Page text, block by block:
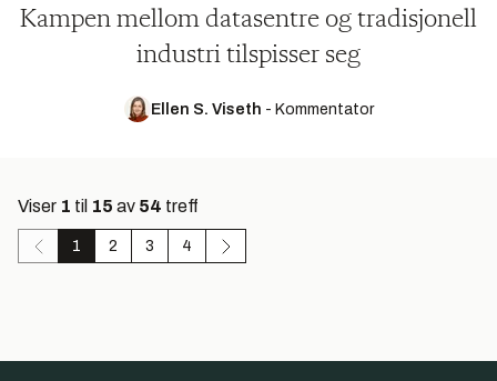
Kampen mellom datasentre og tradisjonell
industri tilspisser seg
Ellen S. Viseth - Kommentator
Viser 1 til 15 av 54 treff
1 2 3 4